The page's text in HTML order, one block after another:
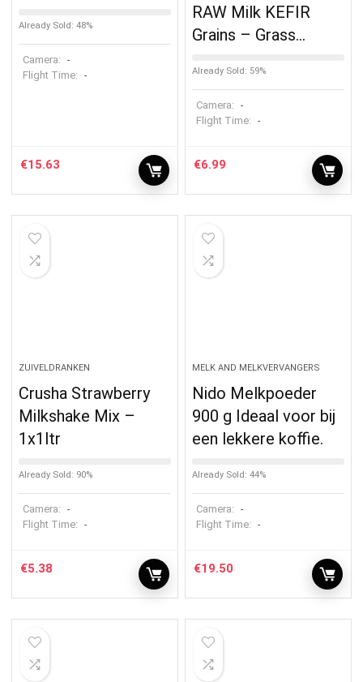
Already Sold: 48%
Camera: -
Flight Time: -
€15.63
RAW Milk KEFIR
Grains – Grass…
Already Sold: 59%
Camera: -
Flight Time: -
€6.99
ZUIVELDRANKEN
Crusha Strawberry
Milkshake Mix –
1x1ltr
Already Sold: 90%
Camera: -
Flight Time: -
€5.38
MELK AND MELKVERVANGERS
Nido Melkpoeder
900 g Ideaal voor bij
een lekkere koffie.
Already Sold: 44%
Camera: -
Flight Time: -
€19.50